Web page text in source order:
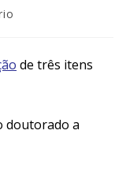
de três itens
doutorado a